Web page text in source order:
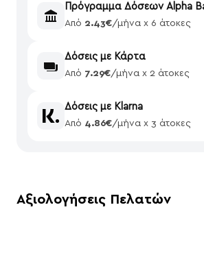
Πρόγραμμα Δόσεων Alpha
Από 2.43€/μήνα x 6 άτοκες
Δόσεις με Κάρτα
Από 7.29€/μήνα x 2 άτοκες
Δόσεις με Klarna
Από 4.86€/μήνα x 3 άτοκες
Αξιολογήσεις Πελατών